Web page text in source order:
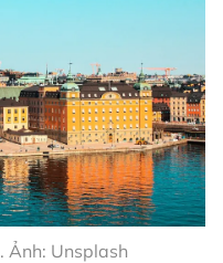
Ảnh: Unsplash